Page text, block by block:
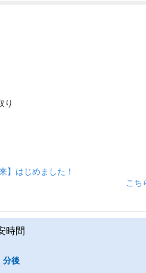
り
】はじめました！
こち
時間
分後